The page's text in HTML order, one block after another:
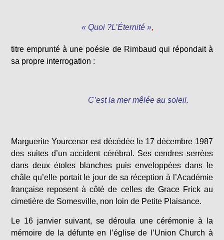
« Quoi ?L’Éternité »,
titre emprunté à une poésie de Rimbaud qui répondait à
sa propre interrogation :
C’est la mer mêlée au soleil.
Marguerite Yourcenar est décédée le 17 décembre 1987
des suites d’un accident cérébral. Ses cendres serrées
dans deux étoles blanches puis enveloppées dans le
châle qu’elle portait le jour de sa réception à l’Académie
française reposent à côté de celles de Grace Frick au
cimetière de Somesville, non loin de Petite Plaisance.
Le 16 janvier suivant, se déroula une cérémonie à la
mémoire de la défunte en l’église de l’Union Church à